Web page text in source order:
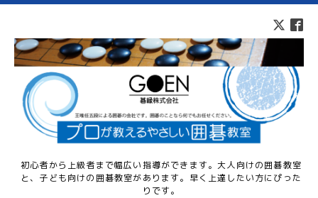
初心者から上級者まで幅広い指導ができます。大人向けの囲碁教室
と、子ども向けの囲碁教室があります。早く上達したい方にぴった
りです。